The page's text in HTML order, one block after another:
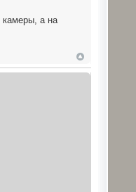
камеры, а на